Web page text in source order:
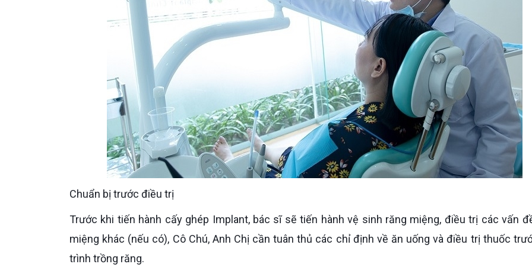
Chuẩn bị trước điều trị
Trước khi tiến hành cấy ghép Implant, bác sĩ sẽ tiến hành vệ sinh răng miệng, điều trị các vấn đề răng
miệng khác (nếu có), Cô Chú, Anh Chị cần tuân thủ các chỉ định về ăn uống và điều trị thuốc
trình trồng răng.